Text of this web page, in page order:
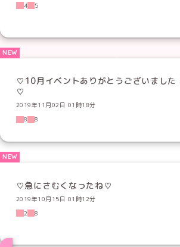
4
5
♡10月イベントありがとうございました
♡
2019年11月02日 01時18分
8
8
♡急にさむくなったね♡
2019年10月15日 01時12分
2
8